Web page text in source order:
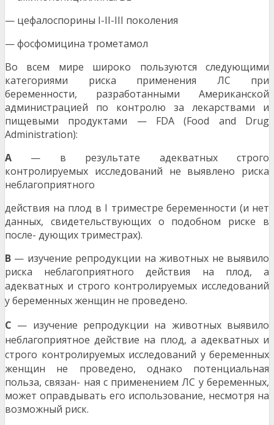
— цефалоспорины I-II-III поколения
— фосфомицина трометамол
Во всем мире широко пользуются следующими
категориями риска применения ЛС при
беременности, разработанными Американской
администрацией по контролю за лекарствами и
пищевыми продуктами — FDA (Food and Drug
Administration):
А — в результате адекватных строго
контролируемых исследований не выявлено риска
неблагоприятного
действия на плод в I триместре беременности (и нет
данных, свидетельствующих о подобном риске в
после- дующих триместрах).
B — изучение репродукции на животных не выявило
риска неблагоприятного действия на плод, а
адекватных и строго контролируемых исследований
у беременных женщин не проведено.
C — изучение репродукции на животных выявило
неблагоприятное действие на плод, а адекватных и
строго контролируемых исследований у беременных
женщин не проведено, однако потенциальная
польза, связан- ная с применением ЛС у беременных,
может оправдывать его использование, несмотря на
возможный риск.